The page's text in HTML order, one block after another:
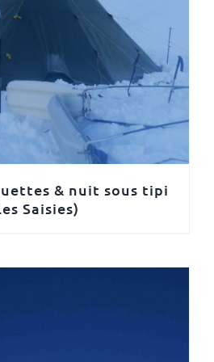
& nuit sous tipi
Saisies)